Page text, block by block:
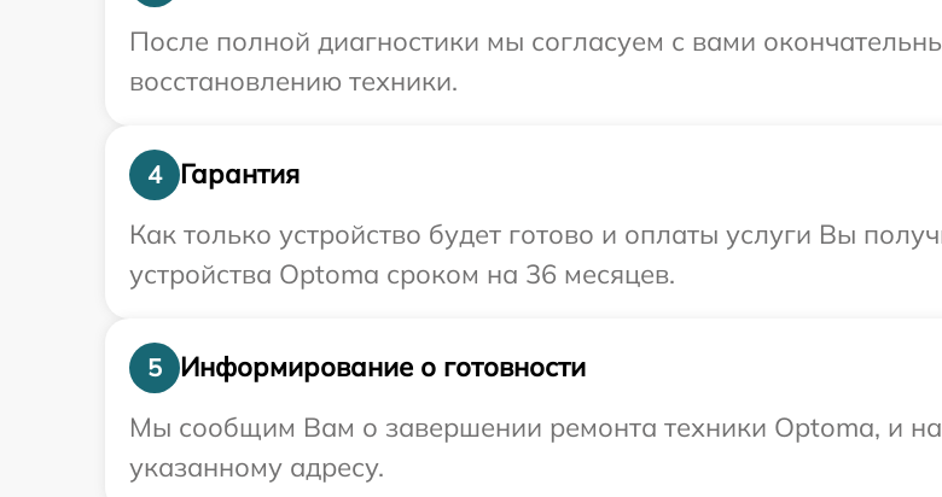
После полной диагностики мы согласуем с вами
восстановлению техники.
4
Гарантия
Как только устройство будет готово и оплаты услуги Вы
устройства Optoma сроком на 36 месяцев.
5
Информирование о готовности
Мы сообщим Вам о завершении ремонта техники Optoma, и
указанному адресу.